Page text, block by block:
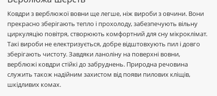
Ковдри з верблюжої вовни ще легше, ніж вироби з овчини. Вони
прекрасно зберігають тепло і прохолоду, забезпечують вільну
циркуляцію повітря, створюють комфортний для сну мікроклімат.
Такі вироби не електризується, добре відштовхують пил і довго
зберігають чистоту. Завдяки ланоліну на поверхні вовни,
верблюжі ковдри стійкі до забруднень. Природна речовина
служить також надійним захистом від появи пилових кліщів,
шкідливих комах.